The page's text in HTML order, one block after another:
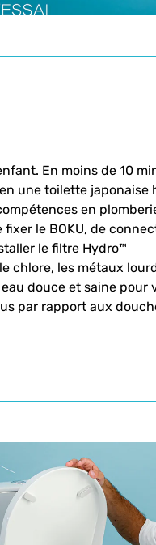
En moins de 10
une toilette japonaise
en
le BOKU, de
le filtre Hydro™
chlore, les métaux
douce et saine pour
par rapport aux